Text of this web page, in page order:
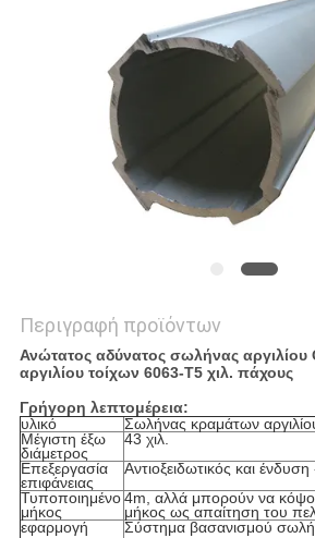
Περιγραφή προϊόντων
Ανώτατος αδύνατος σωλήνας αργιλίου
αργιλίου τοίχων 6063-T5 χιλ. πάχους
Γρήγορη λεπτομέρεια:
υλικό
Σωλήνας κραμάτων
Μέγιστη έξω
διάμετρος
43 χιλ.
Επεξεργασία
επιφάνειας
Αντιοξειδωτικός και ένδυση
Τυποποιημένο
μήκος
4m, αλλά μπορούν να
μήκος ως απαίτηση του
εφαρμογή
Σύστημα βασανισμού